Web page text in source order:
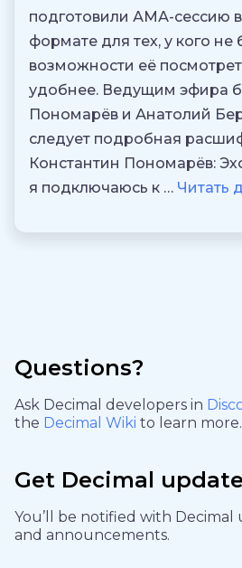
подготовили АМА-сессию в
формате для тех, у кого не
возможности её
удобнее. Ведущим эфира
Пономарёв и Анатолий
следует подробная
Константин Пономарёв:
я подключаюсь к … Читать
Questions?
Ask Decimal developers in
the Decimal Wiki to learn more.
Get Decimal
You’ll be notified with Decimal
and announcements.